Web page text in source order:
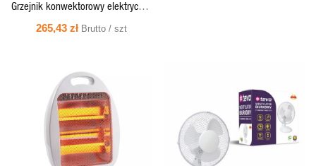
Grzejnik konwektorowy elektryczny
BOY T2000, 2000W, biały,
265,43 zł Brutto / szt
SZYBKI
PODGLĄD
SZYBKI
PODGLĄD